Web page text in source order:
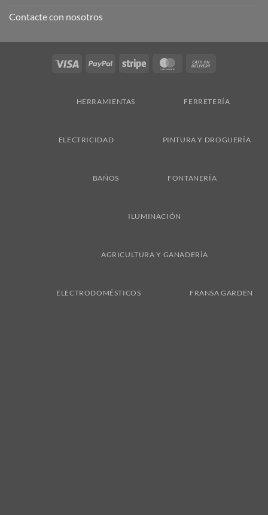
Contacte con nosotros
Visa PayPal Stripe MasterCard
HERRAMIENTAS FERRETERÍA
ELECTRICIDAD PINTURA Y DROGUERÍA
BAÑOS FONTANERÍA
ILUMINACIÓN
AGRICULTURA Y GANADERÍA
ELECTRODOMÉSTICOS FRANSA GARDEN